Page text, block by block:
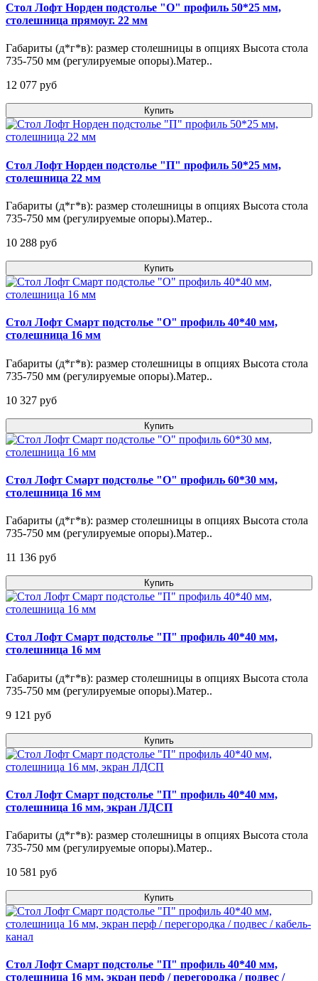
Стол Лофт Норден подстолье "О" профиль 50*25 мм,
столешница прямоуг. 22 мм
Габариты (д*г*в): размер столешницы в опциях Высота стола
735-750 мм (регулируемые опоры).Матер..
12 077 pуб
Купить
Стол Лофт Норден подстолье "П" профиль 50*25 мм,
столешница 22 мм
Габариты (д*г*в): размер столешницы в опциях Высота стола
735-750 мм (регулируемые опоры).Матер..
10 288 pуб
Купить
Стол Лофт Смарт подстолье "О" профиль 40*40 мм,
столешница 16 мм
Габариты (д*г*в): размер столешницы в опциях Высота стола
735-750 мм (регулируемые опоры).Матер..
10 327 pуб
Купить
Стол Лофт Смарт подстолье "О" профиль 60*30 мм,
столешница 16 мм
Габариты (д*г*в): размер столешницы в опциях Высота стола
735-750 мм (регулируемые опоры).Матер..
11 136 pуб
Купить
Стол Лофт Смарт подстолье "П" профиль 40*40 мм,
столешница 16 мм
Габариты (д*г*в): размер столешницы в опциях Высота стола
735-750 мм (регулируемые опоры).Матер..
9 121 pуб
Купить
Стол Лофт Смарт подстолье "П" профиль 40*40 мм,
столешница 16 мм, экран ЛДСП
Габариты (д*г*в): размер столешницы в опциях Высота стола
735-750 мм (регулируемые опоры).Матер..
10 581 pуб
Купить
Стол Лофт Смарт подстолье "П" профиль 40*40 мм,
столешница 16 мм, экран перф / перегородка / подвес /